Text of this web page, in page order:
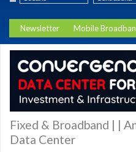
Newsletter Mobile
Fixed & Broadband | |
Data Center